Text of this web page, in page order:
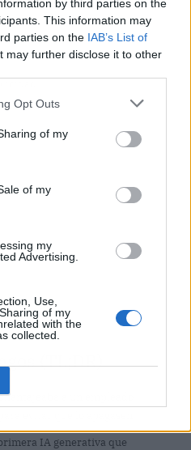
by third parties on the
This information may
parties on the IAB’s List of
may further disclose it to other
Opt Outs
of my
of my
my
Advertising.
Use,
of my
with the
collected.
(TL;DR)
a un empleado
IA generativa que